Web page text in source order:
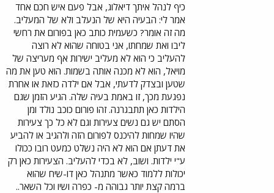
כיף לנהל איתך דיאלוג, אבל פעם איש חכם אחד
אמר לי: הבעיה היא של הנעלב ולא של המעליב.
מה זה אומר? כשעמית כותב כאן בפורום את רחשי
ליבו ואת שמחתו, אני בטוחה שהוא לא רוצה
להעליב כי הוא לא מעליב ישירות אף מעריצה של
מויאל, הוא לא מכנה אותה בשמות. הוא טען את מה
שטען ובצדק לדעתי, אבל אם ילדה כזאת או אחרת
נפגעת מכך, זו באמת בעיה שלה. הגיע הזמן שגם
הילדות כאן תתבגרנה. זהו פורום כוכב נולד ומן
הסתם יש גם נשים צעירות וגם לא כל כך צעירות
שהיו שמחות להיכנס לפורום הזה ולהגיב או להביע
את דעתן אם הוא לא היה נשלט כמעט רובו ככולו
ע"י ילדות. ושוב, לא בכדי להעליב. הצעירות כאן רק
יכולות ללמוד כאשר מתנהל כאן דו-שיח שהוא
ברמה קצת יותר גבוהה מ- כפרה ושיו וכל השאר..